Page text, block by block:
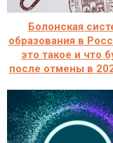
Болонская
образования в
это такое и что
после отмены в